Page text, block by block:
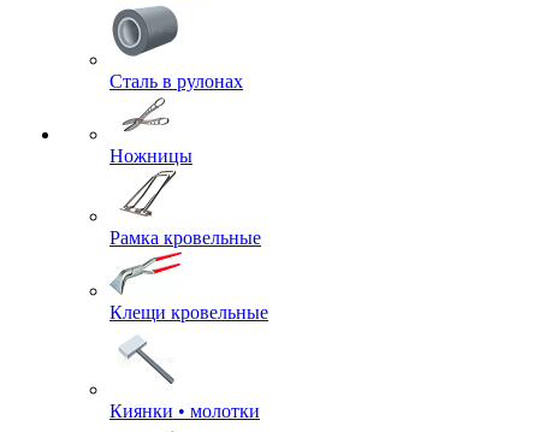
Сталь в рулонах
Ножницы
Рамка кровельные
Клещи кровельные
Киянки • молотки